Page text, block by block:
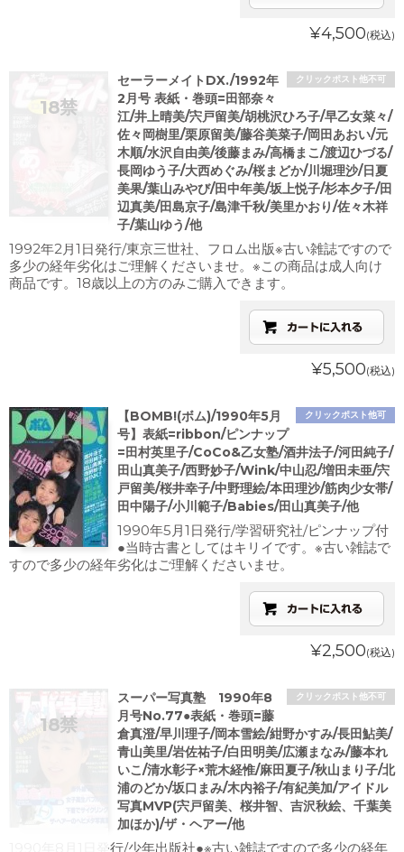
¥4,500(税込)
クリックポスト他不可
セーラーメイトDX./1992年
2月号 表紙・巻頭=田部奈々
江/井上晴美/宍戸留美/胡桃沢ひろ子/早乙女菜々/
佐々岡樹里/栗原留美/藤谷美菜子/岡田あおい/元
木順/水沢自由美/後藤まみ/高橋まこ/渡辺ひづる/
長岡ゆう子/大西めぐみ/桜まどか/川堀理沙/日夏
美果/葉山みやび/田中年美/坂上悦子/杉本夕子/田
辺真美/田島京子/島津千秋/美里かおり/佐々木祥
子/葉山ゆう/他
1992年2月1日発行/東京三世社、フロム出版※古い雑誌ですので
多少の経年劣化はご理解くださいませ。※この商品は成人向け
商品です。18歳以上の方のみご購入できます。
¥5,500(税込)
クリックポスト他可
【BOMB!(ボム)/1990年5月
号】表紙=ribbon/ピンナップ
=田村英里子/CoCo&乙女塾/酒井法子/河田純子/
田山真美子/西野妙子/Wink/中山忍/増田未亜/宍
戸留美/桜井幸子/中野理絵/本田理沙/筋肉少女帯/
田中陽子/小川範子/Babies/田山真美子/他
1990年5月1日発行/学習研究社/ピンナップ付
●当時古書としてはキリイです。※古い雑誌で
すので多少の経年劣化はご理解くださいませ。
¥2,500(税込)
クリックポスト他不可
スーパー写真塾 1990年8
月号No.77●表紙・巻頭=藤
倉真澄/早川理子/岡本雪絵/紺野かすみ/長田鮎美/
青山美里/岩佐祐子/白田明美/広瀬まなみ/藤本れ
いこ/清水彰子×荒木経惟/麻田夏子/秋山まり子/北
浦のどか/坂口まみ/木内裕子/有紀美加/アイドル
写真MVP(宍戸留美、桜井智、吉沢秋絵、千葉美
加ほか)/ザ・ヘアー/他
1990年8月1日発行/少年出版社●※古い雑誌ですので多少の経年